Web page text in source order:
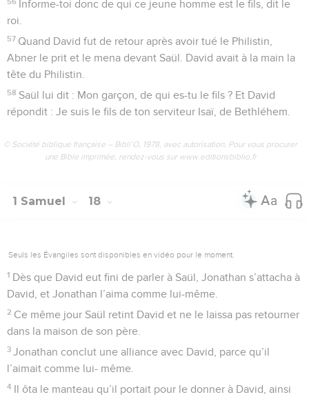
Informe-toi donc de qui ce jeune homme est le fils, dit le
roi.
57 Quand David fut de retour après avoir tué le Philistin,
Abner le prit et le mena devant Saül. David avait à la main la
tête du Philistin.
58 Saül lui dit : Mon garçon, de qui es-tu le fils ? Et David
répondit : Je suis le fils de ton serviteur Isaï, de Bethléhem.
© Société biblique française – Bibli’O, 1978, avec autorisation. Pour vous procurer
une Bible imprimée, rendez-vous sur www.editionsbiblio.fr
1 Samuel 18
Seuls les Évangiles sont disponibles en vidéo pour le moment.
1 Dès que David eut fini de parler à Saül, Jonathan s’attacha à
David, et Jonathan l’aima comme lui-même.
2 Ce même jour Saül retint David et ne le laissa pas retourner
dans la maison de son père.
3 Jonathan conclut une alliance avec David, parce qu’il
l’aimait comme lui- même.
4 Il ôta le manteau qu’il portait pour le donner à David, ainsi